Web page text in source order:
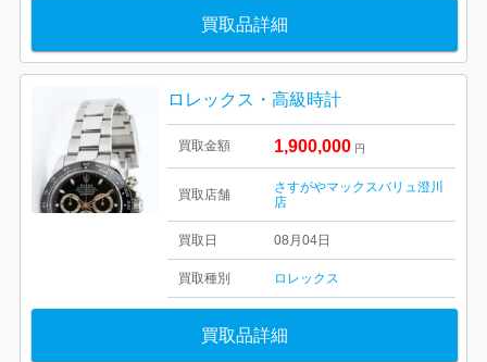
買取品詳細
ロレックス・高級時計
買取金額 1,900,000 円
買取店舗
さすがやマックスバリュ澄川
店
買取日 08月04日
買取種別 ロレックス
買取品詳細